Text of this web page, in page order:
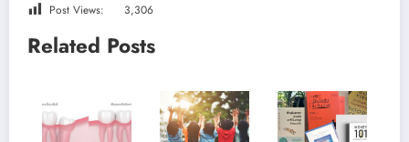
Post Views: 3,306
Related Posts